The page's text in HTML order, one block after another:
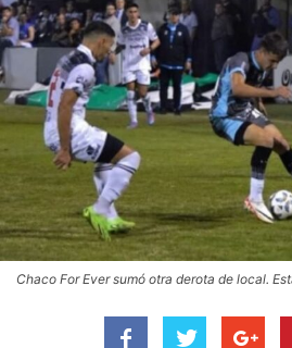
Chaco For Ever sumó otra derota de local.